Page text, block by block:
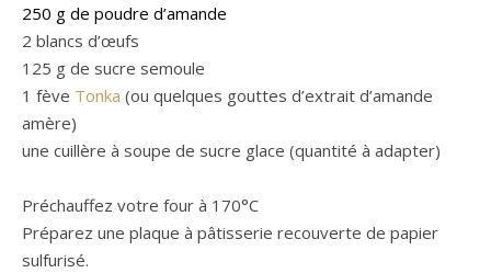
250 g de poudre d’amande
2 blancs d’œufs
125 g de sucre semoule
1 fève Tonka (ou quelques gouttes d’extrait d’amande
amère)
une cuillère à soupe de sucre glace (quantité à adapter)
Préchauffez votre four à 170°C
Préparez une plaque à pâtisserie recouverte de papier
sulfurisé.